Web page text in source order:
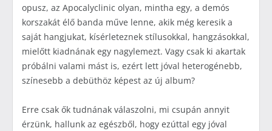
opusz, az Apocalyclinic olyan, mintha egy, a demós
korszakát élő banda műve lenne, akik még keresik a
saját hangjukat, kísérleteznek stílusokkal, hangzásokkal,
mielőtt kiadnának egy nagylemezt. Vagy csak ki akartak
próbálni valami mást is, ezért lett jóval heterogénebb,
színesebb a debüthöz képest az új album?
Erre csak ők tudnának válaszolni, mi csupán annyit
érzünk, hallunk az egészből, hogy ezúttal egy jóval